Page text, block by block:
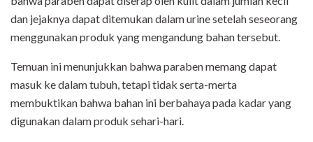
dan jejaknya dapat ditemukan dalam urine setelah seseorang
menggunakan produk yang mengandung bahan tersebut.
Temuan ini menunjukkan bahwa paraben memang dapat
masuk ke dalam tubuh, tetapi tidak serta-merta
membuktikan bahwa bahan ini berbahaya pada kadar yang
digunakan dalam produk sehari-hari.